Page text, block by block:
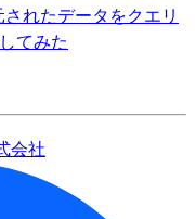
れたデータをクエリ
てみた
会社